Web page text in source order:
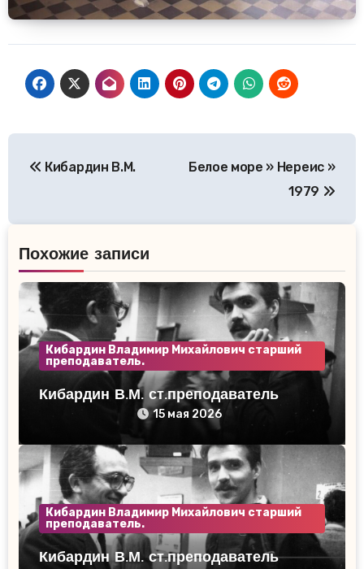
записям
Кибардин В.М.
Белое море » Нереис »
1979
Похожие записи
Кибардин Владимир Михайлович старший
преподаватель.
Кибардин В.М. ст.преподаватель
15 мая 2026
Кибардин Владимир Михайлович старший
преподаватель.
Кибардин В.М. ст.преподаватель